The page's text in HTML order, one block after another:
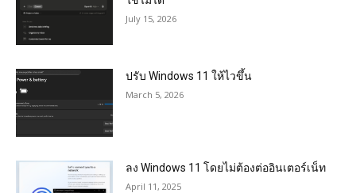
July 15, 2026
ปรับ Windows 11 ให้ไวขึ้น
March 5, 2026
ลง Windows 11 โดยไม่ต้องต่ออินเตอร์เน็ท
April 11, 2025